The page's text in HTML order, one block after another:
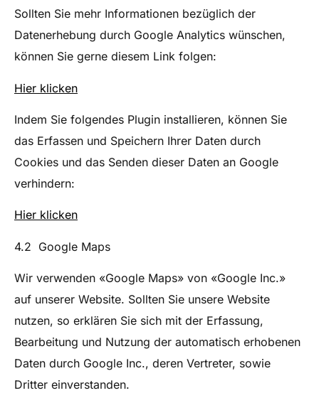
Sollten Sie mehr Informationen bezüglich der
Datenerhebung durch Google Analytics wünschen,
können Sie gerne diesem Link folgen:
Hier klicken
Indem Sie folgendes Plugin installieren, können Sie
das Erfassen und Speichern Ihrer Daten durch
Cookies und das Senden dieser Daten an Google
verhindern:
Hier klicken
4.2 Google Maps
Wir verwenden «Google Maps» von «Google Inc.»
auf unserer Website. Sollten Sie unsere Website
nutzen, so erklären Sie sich mit der Erfassung,
Bearbeitung und Nutzung der automatisch erhobenen
Daten durch Google Inc., deren Vertreter, sowie
Dritter einverstanden.